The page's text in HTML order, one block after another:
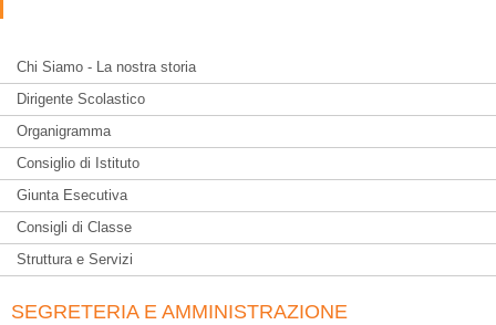
Chi Siamo - La nostra storia
Dirigente Scolastico
Organigramma
Consiglio di Istituto
Giunta Esecutiva
Consigli di Classe
Struttura e Servizi
SEGRETERIA E AMMINISTRAZIONE